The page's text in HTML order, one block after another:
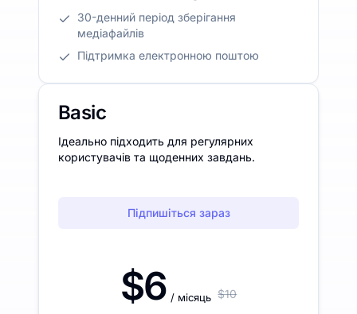
30-денний період зберігання
медіафайлів
Підтримка електронною поштою
Basic
Ідеально підходить для регулярних
користувачів та щоденних завдань.
Підпишіться зараз
$6 / місяць $10